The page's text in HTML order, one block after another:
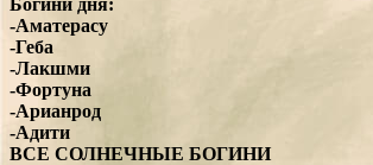
-Аматерасу
-Геба
-Лакшми
-Фортуна
-Арианрод
-Адити
ВСЕ СОЛНЕЧНЫЕ БОГИНИ